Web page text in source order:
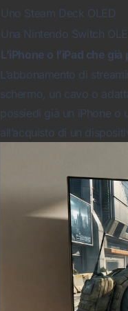
Uno Steam Deck OLED
Una Nintendo Switch
L’iPhone o l’iPad che
L’abbonamento di
schermo, un cavo o
possiedi già un iPhone o
all’acquisto di un